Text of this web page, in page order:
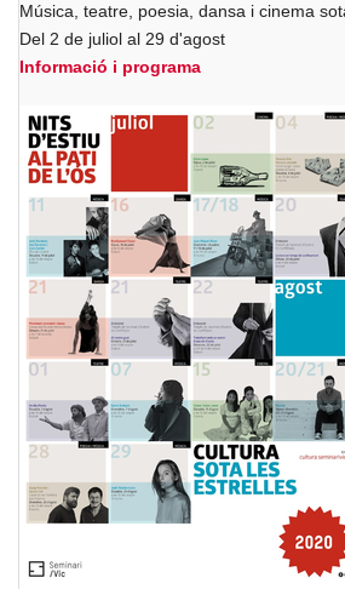
Música, teatre, poesia, dansa i cinema
Del 2 de juliol al 29 d'agost
Informació i programa